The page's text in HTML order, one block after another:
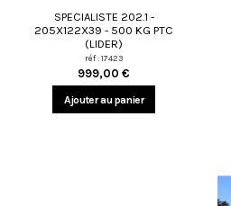
SPECIALISTE 202.1 -
205X122X39 - 500 KG PTC
(LIDER)
réf : 17423
999,00 €
Ajouter au panier